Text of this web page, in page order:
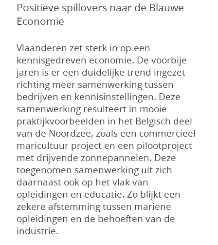
Positieve spillovers naar de Blauwe
Economie
Vlaanderen zet sterk in op een
kennisgedreven economie. De voorbije
jaren is er een duidelijke trend ingezet
richting meer samenwerking tussen
bedrijven en kennisinstellingen. Deze
samenwerking resulteert in mooie
praktijkvoorbeelden in het Belgisch deel
van de Noordzee, zoals een commercieel
maricultuur project en een pilootproject
met drijvende zonnepannelen. Deze
toegenomen samenwerking uit zich
daarnaast ook op het vlak van
opleidingen en educatie. Zo blijkt een
zekere afstemming tussen mariene
opleidingen en de behoeften van de
industrie.